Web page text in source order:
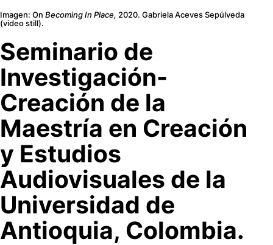
Imagen: On Becoming In Place, 2020. Gabriela Aceves Sepúlveda
(video still).
Seminario de
Investigación-
Creación de la
Maestría en Creación
y Estudios
Audiovisuales de la
Universidad de
Antioquia, Colombia.